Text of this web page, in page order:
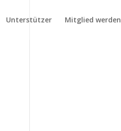
Unterstützer Mitglied werden